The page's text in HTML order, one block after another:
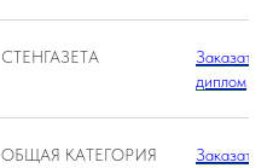
СТЕНГАЗЕТА
Заказать
диплом
ОБЩАЯ КАТЕГОРИЯ
Заказать